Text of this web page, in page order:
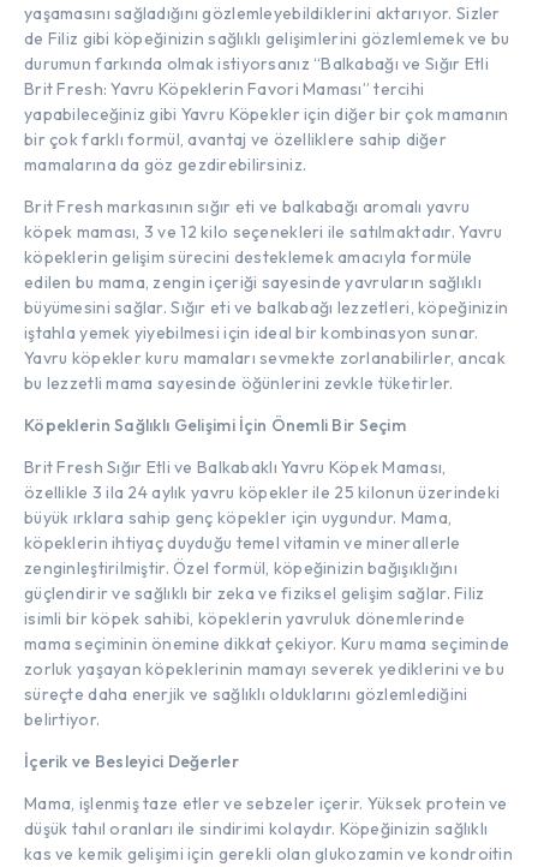
yaşamasını sağladığını gözlemleyebildiklerini aktarıyor. Sizler
de Filiz gibi köpeğinizin sağlıklı gelişimlerini gözlemlemek ve bu
durumun farkında olmak istiyorsanız “Balkabağı ve Sığır Etli
Brit Fresh: Yavru Köpeklerin Favori Maması” tercihi
yapabileceğiniz gibi Yavru Köpekler için diğer bir çok mamanın
bir çok farklı formül, avantaj ve özelliklere sahip diğer
mamalarına da göz gezdirebilirsiniz.
Brit Fresh markasının sığır eti ve balkabağı aromalı yavru
köpek maması, 3 ve 12 kilo seçenekleri ile satılmaktadır. Yavru
köpeklerin gelişim sürecini desteklemek amacıyla formüle
edilen bu mama, zengin içeriği sayesinde yavruların sağlıklı
büyümesini sağlar. Sığır eti ve balkabağı lezzetleri, köpeğinizin
iştahla yemek yiyebilmesi için ideal bir kombinasyon sunar.
Yavru köpekler kuru mamaları sevmekte zorlanabilirler, ancak
bu lezzetli mama sayesinde öğünlerini zevkle tüketirler.
Köpeklerin Sağlıklı Gelişimi İçin Önemli Bir Seçim
Brit Fresh Sığır Etli ve Balkabaklı Yavru Köpek Maması,
özellikle 3 ila 24 aylık yavru köpekler ile 25 kilonun üzerindeki
büyük ırklara sahip genç köpekler için uygundur. Mama,
köpeklerin ihtiyaç duyduğu temel vitamin ve minerallerle
zenginleştirilmiştir. Özel formül, köpeğinizin bağışıklığını
güçlendirir ve sağlıklı bir zeka ve fiziksel gelişim sağlar. Filiz
isimli bir köpek sahibi, köpeklerin yavruluk dönemlerinde
mama seçiminin önemine dikkat çekiyor. Kuru mama seçiminde
zorluk yaşayan köpeklerinin mamayı severek yediklerini ve bu
süreçte daha enerjik ve sağlıklı olduklarını gözlemlediğini
belirtiyor.
İçerik ve Besleyici Değerler
Mama, işlenmiş taze etler ve sebzeler içerir. Yüksek protein ve
düşük tahıl oranları ile sindirimi kolaydır. Köpeğinizin sağlıklı
kas ve kemik gelişimi için gerekli olan glukozamin ve kondroitin